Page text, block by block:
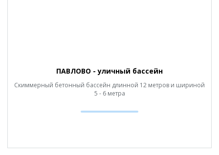
ПАВЛОВО - уличный бассейн
Скиммерный бетонный бассейн длинной 12 метров и шириной
5 - 6 метра